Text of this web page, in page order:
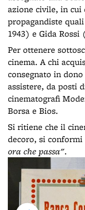
azione civile, in cui
propagandiste
1943) e Gida Rossi
Per ottenere
cinema. A chi
consegnato in
assistere, da posti
cinematografi
Borsa e Bios.
Si ritiene che il
decoro, si conformi
ora che passa".